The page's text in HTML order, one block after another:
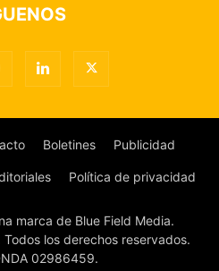
Boletines Publicidad
Política de privacidad
marca de Blue Field Media.
los derechos reservados.
02986459.